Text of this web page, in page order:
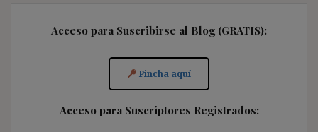
Acceso para Suscribirse al Blog (GRATIS):
Pincha aquí
Acceso para Suscriptores Registrados: